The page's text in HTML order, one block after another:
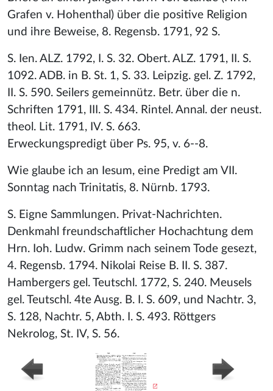
Grafen v. Hohenthal) über die positive Religion
und ihre Beweise, 8. Regensb. 1791, 92 S.
S. Ien. ALZ. 1792, I. S. 32. Obert. ALZ. 1791, II. S.
1092. ADB. in B. St. 1, S. 33. Leipzig. gel. Z. 1792,
II. S. 590. Seilers gemeinnütz. Betr. über die n.
Schriften 1791, III. S. 434. Rintel. Annal. der neust.
theol. Lit. 1791, IV. S. 663.
Erweckungspredigt über Ps. 95, v. 6--8.
Wie glaube ich an Iesum, eine Predigt am VII.
Sonntag nach Trinitatis, 8. Nürnb. 1793.
S. Eigne Sammlungen. Privat-Nachrichten.
Denkmahl freundschaftlicher Hochachtung dem
Hrn. Ioh. Ludw. Grimm nach seinem Tode gesezt,
4. Regensb. 1794. Nikolai Reise B. II. S. 387.
Hambergers gel. Teutschl. 1772, S. 240. Meusels
gel. Teutschl. 4te Ausg. B. I. S. 609, und Nachtr. 3,
S. 128, Nachtr. 5, Abth. I. S. 493. Röttgers
Nekrolog, St. IV, S. 56.